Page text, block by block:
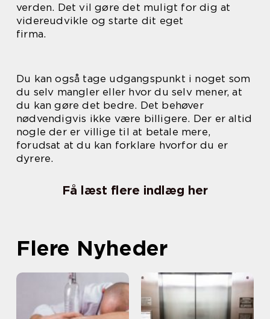
verden. Det vil gøre det muligt for dig at
videreudvikle og starte dit eget
firma.
Du kan også tage udgangspunkt i noget som
du selv mangler eller hvor du selv mener, at
du kan gøre det bedre. Det behøver
nødvendigvis ikke være billigere. Der er altid
nogle der er villige til at betale mere,
forudsat at du kan forklare hvorfor du er
dyrere.
Få læst flere indlæg her
Flere Nyheder